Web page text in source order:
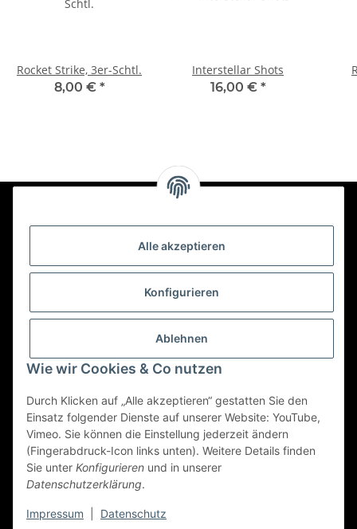
Alle akzeptieren
Konfigurieren
Ablehnen
Wie wir Cookies & Co nutzen
Durch Klicken auf „Alle akzeptieren“ gestatten Sie den
Einsatz folgender Dienste auf unserer Website: YouTube,
Vimeo. Sie können die Einstellung jederzeit ändern
(Fingerabdruck-Icon links unten). Weitere Details finden
Sie unter Konfigurieren und in unserer
Datenschutzerklärung.
Impressum Datenschutz
Rocket Strike, 3er-Schtl.
8,00 € *
Interstellar Shots
16,00 € *
Newsletter Abonnieren
Bitte senden Sie mir entsprechend Ihrer
regelmäßig und jederzeit widerruflich
Informationen zu Ihrem Produktsortiment per E-Mail zu.
Newsletter Abonnieren
Gesetzliche Informationen